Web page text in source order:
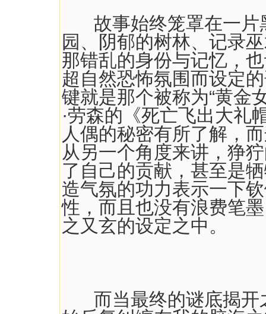
故事始终笼罩在一片
园、阴郁的树林、记录
那错乱的身份与记忆，
超自然恐怖氛围而设定
键就是那个被称为“黄金
·劳森的《死亡飞出大礼
人偶的秘密有所了解，
从另一个角度来讲，狰
了自己的贡献，甚至是
造气氛的功力表示一下
性，而且也没有浪费笔
之又玄的设定之中。
而当最终的谜底揭开